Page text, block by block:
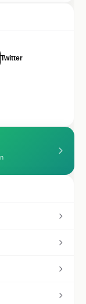
Twitter